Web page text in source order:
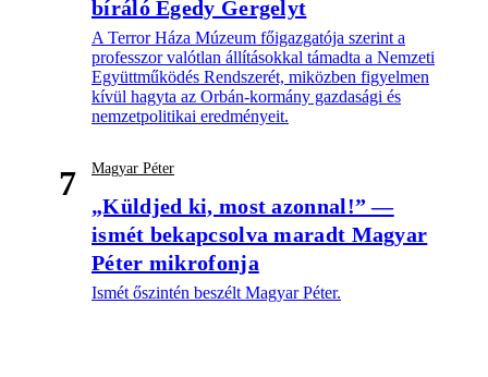
bíráló Egedy Gergelyt
A Terror Háza Múzeum főigazgatója szerint a
professzor valótlan állításokkal támadta a Nemzeti
Együttműködés Rendszerét, miközben figyelmen
kívül hagyta az Orbán-kormány gazdasági és
nemzetpolitikai eredményeit.
7 Magyar Péter
„Küldjed ki, most azonnal!” —
ismét bekapcsolva maradt Magyar
Péter mikrofonja
Ismét őszintén beszélt Magyar Péter.